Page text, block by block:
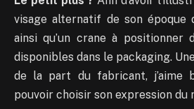
visage alternatif de son époque
ainsi qu’un crane à positionner
disponibles dans le packaging.
de la part du fabricant, j’aime
pouvoir choisir son expression du